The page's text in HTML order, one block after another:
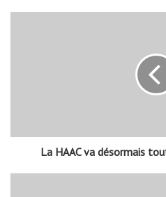
La HAAC va désormais